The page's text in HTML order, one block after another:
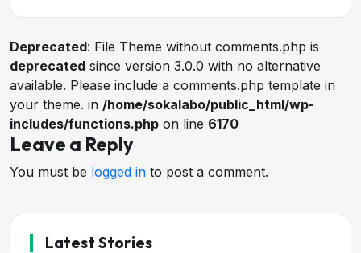
Deprecated: File Theme without comments.php is
deprecated since version 3.0.0 with no alternative
available. Please include a comments.php template in
your theme. in /home/sokalabo/public_html/wp-
includes/functions.php on line 6170
Leave a Reply
You must be logged in to post a comment.
Latest Stories